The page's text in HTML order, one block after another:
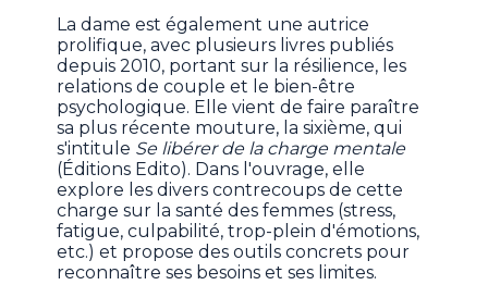
La dame est également une autrice
prolifique, avec plusieurs livres publiés
depuis 2010, portant sur la résilience, les
relations de couple et le bien-être
psychologique. Elle vient de faire paraître
sa plus récente mouture, la sixième, qui
s'intitule Se libérer de la charge mentale
(Éditions Edito). Dans l'ouvrage, elle
explore les divers contrecoups de cette
charge sur la santé des femmes (stress,
fatigue, culpabilité, trop-plein d'émotions,
etc.) et propose des outils concrets pour
reconnaître ses besoins et ses limites.